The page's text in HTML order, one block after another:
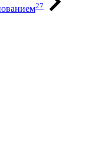
27